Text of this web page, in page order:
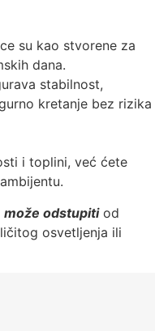
su kao stvorene za
dana.
stabilnost,
kretanje bez rizika
i toplini, već ćete
može odstupitiod
osvetljenja ili